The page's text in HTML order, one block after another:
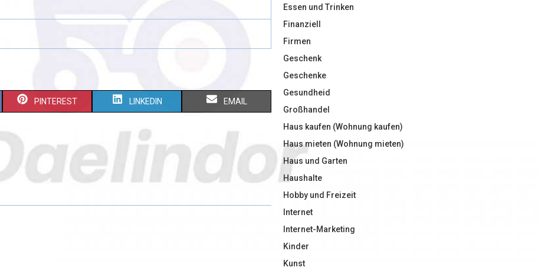
PINTEREST LINKEDIN EMAIL
Essen und Trinken
Finanziell
Firmen
Geschenk
Geschenke
Gesundheid
Großhandel
Haus kaufen (Wohnung kaufen)
Haus mieten (Wohnung mieten)
Haus und Garten
Haushalte
Hobby und Freizeit
Internet
Internet-Marketing
Kinder
Kunst